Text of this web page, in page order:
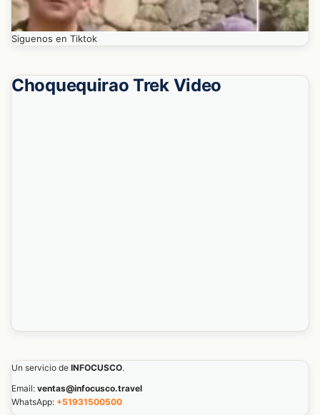
Siguenos en Tiktok
Choquequirao Trek Video
Un servicio de INFOCUSCO.
Email: ventas@infocusco.travel
WhatsApp: +51931500500